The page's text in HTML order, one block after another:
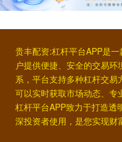
贵丰配资:杠杆平台APP是
户提供便捷、安全的交易
系，平台支持多种杠杆交
可以实时获取市场动态、专
杠杆平台APP致力于打造透
深投资者使用，是您实现财